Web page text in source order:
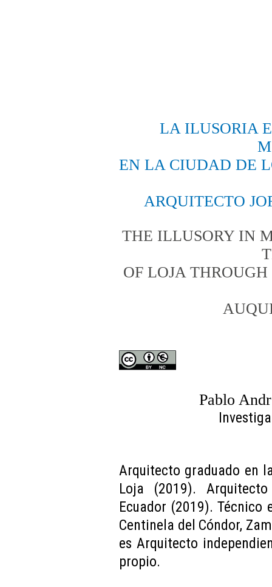
LA ILUSORIA
EN LA CIUDAD DE
ARQUITECTO
THE ILLUSORY IN
OF LOJA
Pablo
Arquitecto graduado en
Loja (2019).
Ecuador (2019). Técnico
Centinela del Cóndor,
es Arquitecto
propio.